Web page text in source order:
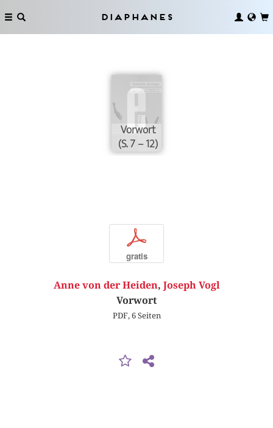
Diaphanes
Vorwort
(S. 7 – 12)
p
gratis
Anne von der Heiden, Joseph Vogl
Vorwort
PDF, 6 Seiten